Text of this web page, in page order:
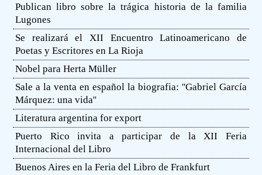
Publican libro sobre la trágica historia de la familia
Lugones
Se realizará el XII Encuentro Latinoamericano de
Poetas y Escritores en La Rioja
Nobel para Herta Müller
Sale a la venta en español la biografia: ''Gabriel García
Márquez: una vida''
Literatura argentina for export
Puerto Rico invita a participar de la XII Feria
Internacional del Libro
Buenos Aires en la Feria del Libro de Frankfurt